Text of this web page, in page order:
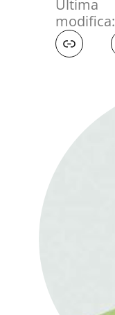
Ultima
modifica: